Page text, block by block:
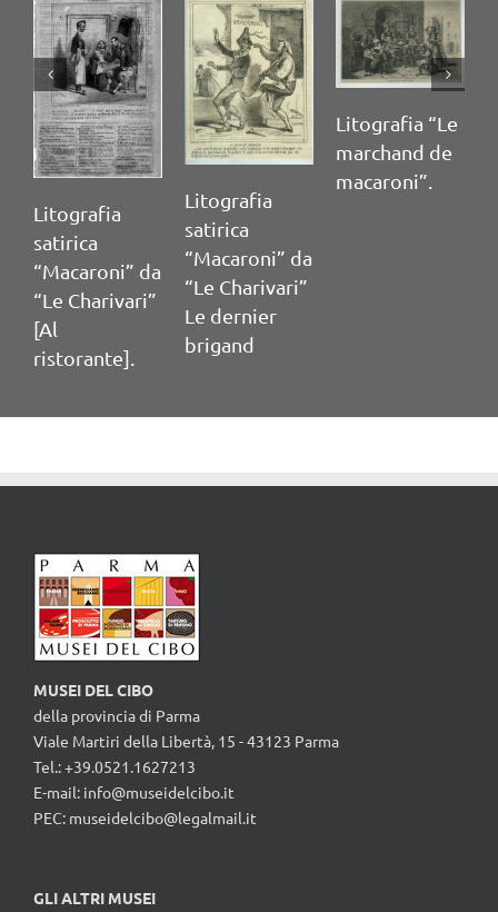
Litografia
satirica
“Macaroni” da
“Le Charivari”
[Al
ristorante].
Litografia
satirica
“Macaroni” da
“Le Charivari”
Le dernier
brigand
Litografia “Le
marchand de
macaroni”.
MUSEI DEL CIBO
della provincia di Parma
Viale Martiri della Libertà, 15 - 43123 Parma
Tel.: +39.0521.1627213
E-mail: info@museidelcibo.it
PEC: museidelcibo@legalmail.it
GLI ALTRI MUSEI